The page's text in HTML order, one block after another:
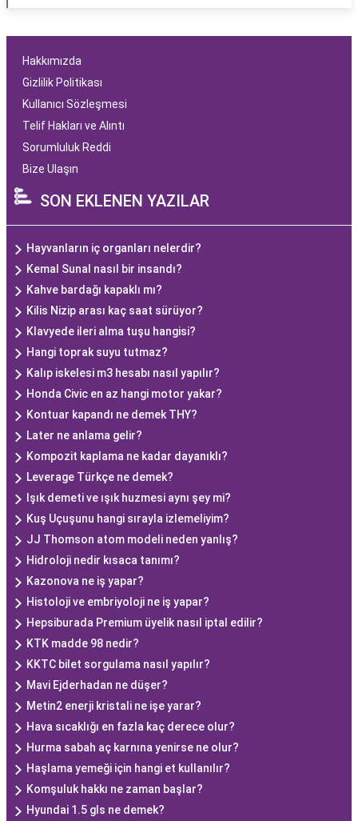
Hakkımızda
Gizlilik Politikası
Kullanıcı Sözleşmesi
Telif Hakları ve Alıntı
Sorumluluk Reddi
Bize Ulaşın
SON EKLENEN YAZILAR
Hayvanların iç organları nelerdir?
Kemal Sunal nasıl bir insandı?
Kahve bardağı kapaklı mı?
Kilis Nizip arası kaç saat sürüyor?
Klavyede ileri alma tuşu hangisi?
Hangi toprak suyu tutmaz?
Kalıp iskelesi m3 hesabı nasıl yapılır?
Honda Civic en az hangi motor yakar?
Kontuar kapandı ne demek THY?
Later ne anlama gelir?
Kompozit kaplama ne kadar dayanıklı?
Leverage Türkçe ne demek?
Işık demeti ve ışık huzmesi aynı şey mi?
Kuş Uçuşunu hangi sırayla izlemeliyim?
JJ Thomson atom modeli neden yanlış?
Hidroloji nedir kısaca tanımı?
Kazonova ne iş yapar?
Histoloji ve embriyoloji ne iş yapar?
Hepsiburada Premium üyelik nasıl iptal edilir?
KTK madde 98 nedir?
KKTC bilet sorgulama nasıl yapılır?
Mavi Ejderhadan ne düşer?
Metin2 enerji kristali ne işe yarar?
Hava sıcaklığı en fazla kaç derece olur?
Hurma sabah aç karnına yenirse ne olur?
Haşlama yemeği için hangi et kullanılır?
Komşuluk hakkı ne zaman başlar?
Hyundai 1.5 gls ne demek?